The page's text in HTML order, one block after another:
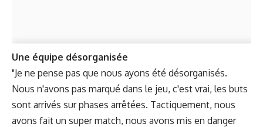
Une équipe désorganisée
"Je ne pense pas que nous ayons été désorganisés.
Nous n'avons pas marqué dans le jeu, c'est vrai, les buts
sont arrivés sur phases arrêtées. Tactiquement, nous
avons fait un super match, nous avons mis en danger